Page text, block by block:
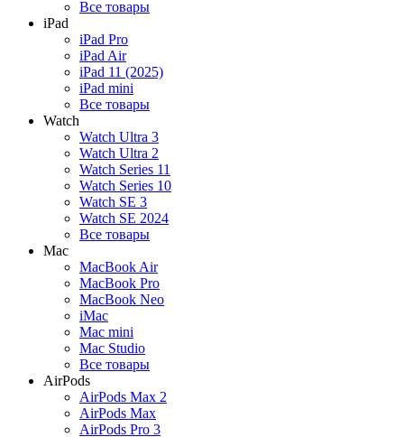
Все товары
iPad
iPad Pro
iPad Air
iPad 11 (2025)
iPad mini
Все товары
Watch
Watch Ultra 3
Watch Ultra 2
Watch Series 11
Watch Series 10
Watch SE 3
Watch SE 2024
Все товары
Mac
MacBook Air
MacBook Pro
MacBook Neo
iMac
Mac mini
Mac Studio
Все товары
AirPods
AirPods Max 2
AirPods Max
AirPods Pro 3